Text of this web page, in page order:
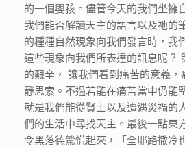
的一個嬰孩。儘管今天的我們坐擁
我們能否解讀天主的語言以及祂的
的種種自然現象向我們發言時，我
這些現象向我們所表達的訊息呢？
的艱辛， 讓我們看到痛苦的意義
靜思索。不過若能在痛苦當中仍能
就是我們能從賢士以及遭遇災禍的
們的生活中尋找天主。最後一點東
令黑落德驚慌起來，「全耶路撒冷